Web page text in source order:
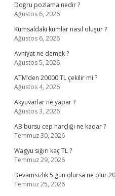
Doğru pozlama nedir ?
Ağustos 6, 2026
Kumsaldaki kumlar nasıl oluşur ?
Ağustos 6, 2026
Avniyat ne demek ?
Ağustos 5, 2026
ATM’den 20000 TL çekilir mi ?
Ağustos 4, 2026
Akyuvarlar ne yapar ?
Ağustos 3, 2026
AB bursu cep harçlığı ne kadar ?
Temmuz 30, 2026
Wagyu sığırı kaç TL ?
Temmuz 29, 2026
Devamsızlık 5 gün olursa ne olur
Temmuz 25, 2026